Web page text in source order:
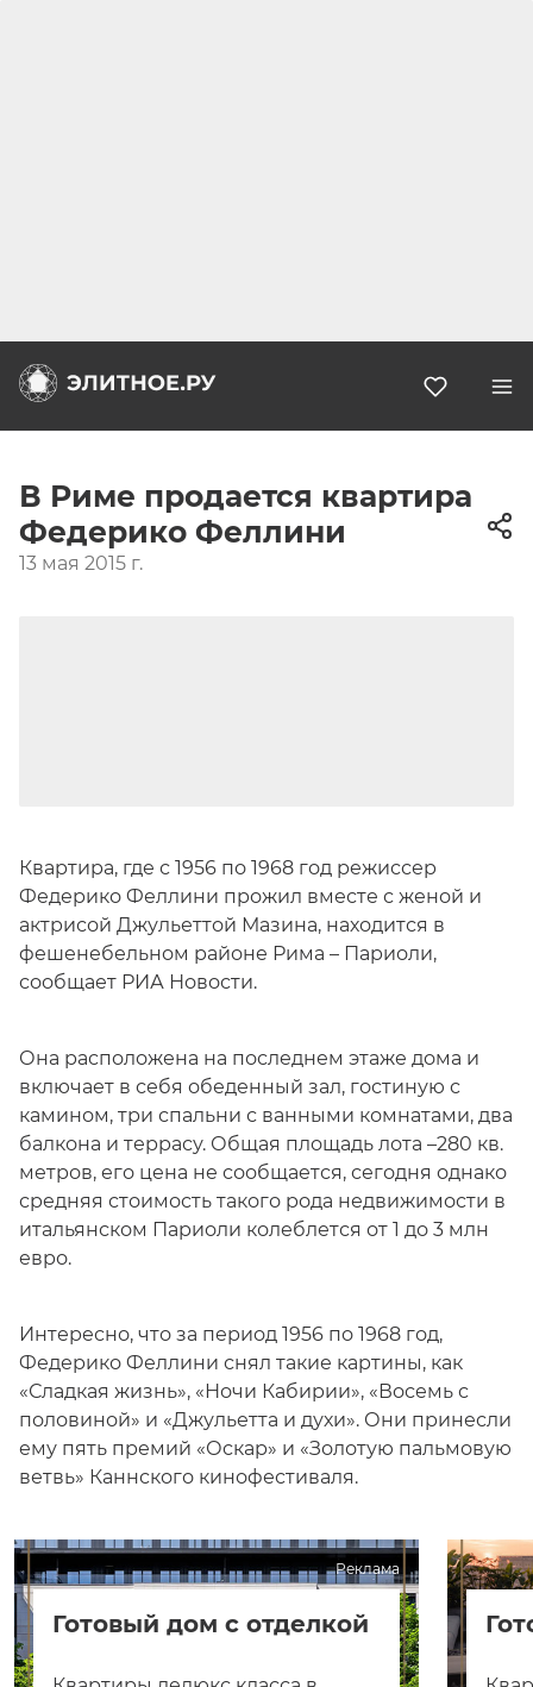
В Риме продается квартира
Федерико Феллини
13 мая 2015 г.
Квартира, где с 1956 по 1968 год режиссер
Федерико Феллини прожил вместе с женой и
актрисой Джульеттой Мазина, находится в
фешенебельном районе Рима – Париоли,
сообщает РИА Новости.
Она расположена на последнем этаже дома и
включает в себя обеденный зал, гостиную с
камином, три спальни с ванными комнатами, два
балкона и террасу. Общая площадь лота –280 кв.
метров, его цена не сообщается, сегодня однако
средняя стоимость такого рода недвижимости в
итальянском Париоли колеблется от 1 до 3 млн
евро.
Интересно, что за период 1956 по 1968 год,
Федерико Феллини снял такие картины, как
«Сладкая жизнь», «Ночи Кабирии», «Восемь с
половиной» и «Джульетта и духи». Они принесли
ему пять премий «Оскар» и «Золотую пальмовую
ветвь» Каннского кинофестиваля.
Реклама
Готовый дом с отделкой